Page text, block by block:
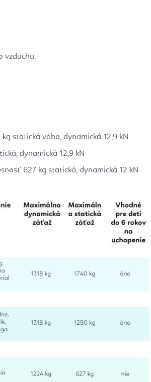
vzduchu.
statická váha, dynamická 12,9 kN
dynamická 12,9 kN
627 kg statická, dynamická 12 kN